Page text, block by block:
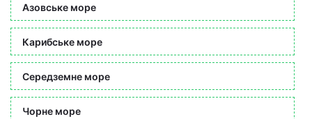
Азовське море
Карибське море
Середземне море
Чорне море